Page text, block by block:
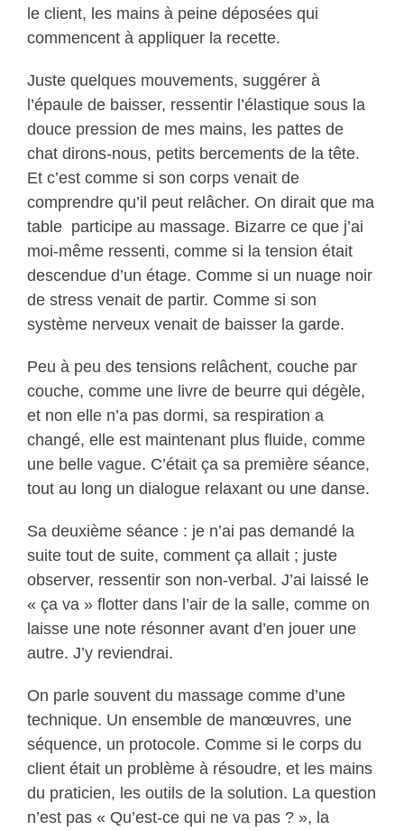
le client, les mains à peine déposées qui
commencent à appliquer la recette.
Juste quelques mouvements, suggérer à
l’épaule de baisser, ressentir l’élastique sous la
douce pression de mes mains, les pattes de
chat dirons-nous, petits bercements de la tête.
Et c’est comme si son corps venait de
comprendre qu’il peut relâcher. On dirait que ma
table participe au massage. Bizarre ce que j’ai
moi-même ressenti, comme si la tension était
descendue d’un étage. Comme si un nuage noir
de stress venait de partir. Comme si son
système nerveux venait de baisser la garde.
Peu à peu des tensions relâchent, couche par
couche, comme une livre de beurre qui dégèle,
et non elle n’a pas dormi, sa respiration a
changé, elle est maintenant plus fluide, comme
une belle vague. C’était ça sa première séance,
tout au long un dialogue relaxant ou une danse.
Sa deuxième séance : je n’ai pas demandé la
suite tout de suite, comment ça allait ; juste
observer, ressentir son non-verbal. J’ai laissé le
« ça va » flotter dans l’air de la salle, comme on
laisse une note résonner avant d’en jouer une
autre. J’y reviendrai.
On parle souvent du massage comme d’une
technique. Un ensemble de manœuvres, une
séquence, un protocole. Comme si le corps du
client était un problème à résoudre, et les mains
du praticien, les outils de la solution. La question
n’est pas « Qu’est-ce qui ne va pas ? », la